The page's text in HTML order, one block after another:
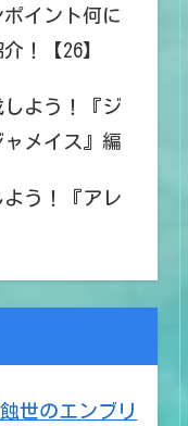
ポイント何に
！【26】
しよう！『ジ
メイス』編
よう！『アレ
世のエンブリ